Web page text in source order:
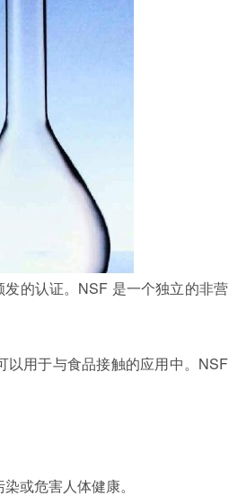
发的认证。 NSF 是一个独立的非营
用于与食品接触的应用中。 NSF
或危害人体健康。